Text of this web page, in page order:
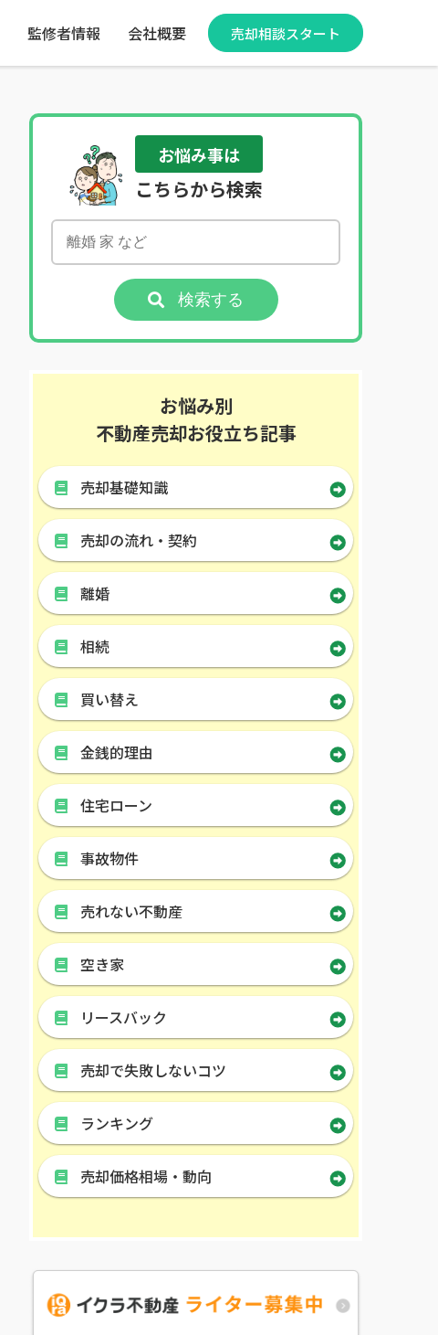
監修者情報 会社概要 売却相談スタート
お悩み事は
こちらから検索
検索する
お悩み別
不動産売却お役立ち記事
売却基礎知識
売却の流れ・契約
離婚
相続
買い替え
金銭的理由
住宅ローン
事故物件
売れない不動産
空き家
リースバック
売却で失敗しないコツ
ランキング
売却価格相場・動向